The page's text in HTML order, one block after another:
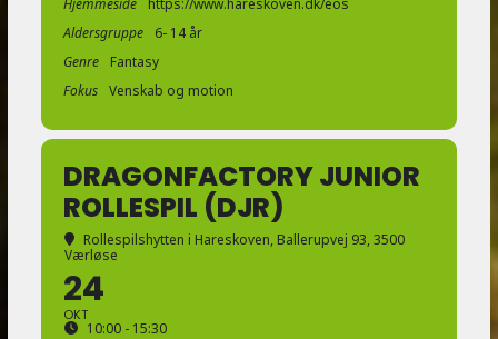
Aldersgruppe
6- 14 år
Genre
Fantasy
Fokus
Venskab og motion
DRAGONFACTORY JUNIOR
ROLLESPIL (DJR)
Rollespilshytten i Hareskoven, Ballerupvej 93, 3500
Værløse
24
OKT
10:00 - 15:30